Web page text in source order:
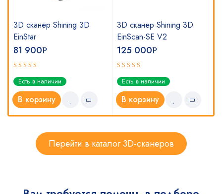
3D сканер Shining 3D
EinStar
81 900Р
Оценка
5.00из 5
Есть в наличии
В корзину
3D сканер Shining 3D
EinScan-SE V2
125 000Р
Оценка
5.00из 5
Есть в наличии
В корзину
Перейти в каталог 3D-сканеров